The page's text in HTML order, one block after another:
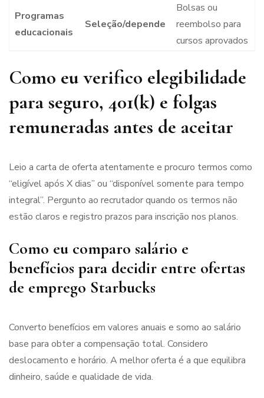
Programas
educacionais
Seleção/depende
Bolsas ou
reembolso para
cursos aprovados
Como eu verifico elegibilidade
para seguro, 401(k) e folgas
remuneradas antes de aceitar
Leio a carta de oferta atentamente e procuro termos como
“eligível após X dias” ou “disponível somente para tempo
integral”. Pergunto ao recrutador quando os termos não
estão claros e registro prazos para inscrição nos planos.
Como eu comparo salário e
benefícios para decidir entre ofertas
de emprego Starbucks
Converto benefícios em valores anuais e somo ao salário
base para obter a compensação total. Considero
deslocamento e horário. A melhor oferta é a que equilibra
dinheiro, saúde e qualidade de vida.